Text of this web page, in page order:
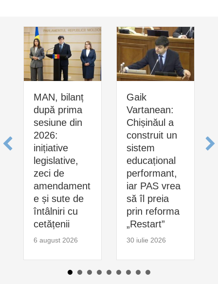
MAN, bilanț
după prima
sesiune din
2026:
inițiative
legislative,
zeci de
amendament
e și sute de
întâlniri cu
cetățenii
6 august 2026
Gaik
Vartanean:
Chișinăul a
construit un
sistem
educațional
performant,
iar PAS vrea
să îl preia
prin reforma
„Restart”
30 iulie 2026